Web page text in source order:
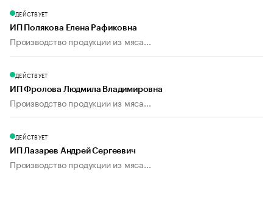
ДЕЙСТВУЕТ
ИП Полякова Елена Рафиковна
Производство продукции из мяса...
ДЕЙСТВУЕТ
ИП Фролова Людмила Владимировна
Производство продукции из мяса...
ДЕЙСТВУЕТ
ИП Лазарев Андрей Сергеевич
Производство продукции из мяса...